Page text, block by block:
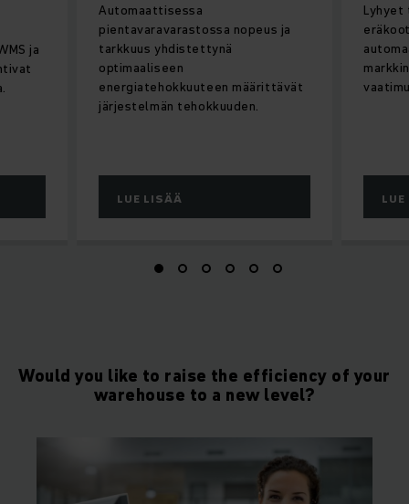
Automaattisessa
pientavaravarastossa nopeus ja
tarkkuus yhdistettynä
optimaaliseen
energiatehokkuuteen määrittävät
järjestelmän tehokkuuden.
LUE LISÄÄ
Lyhyet
ja
Would you like to raise the efficiency of your
warehouse to a new level?